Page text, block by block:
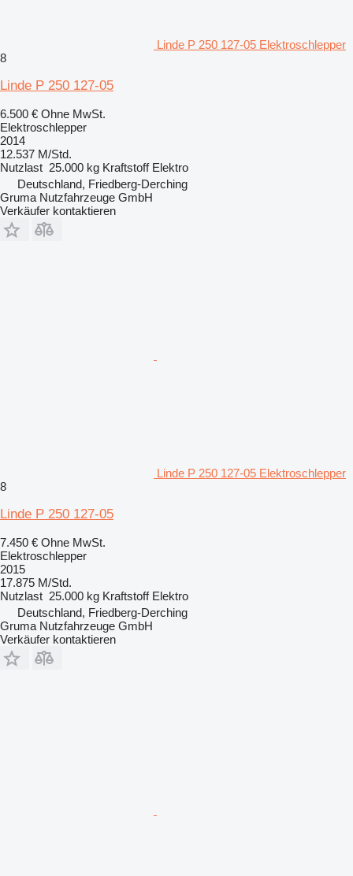
Linde P 250 127-05 Elektroschlepper
8
Linde P 250 127-05
6.500 € Ohne MwSt.
Elektroschlepper
2014
12.537 M/Std.
Nutzlast 25.000 kg Kraftstoff Elektro
Deutschland, Friedberg-Derching
Gruma Nutzfahrzeuge GmbH
Verkäufer kontaktieren
Linde P 250 127-05 Elektroschlepper
8
Linde P 250 127-05
7.450 € Ohne MwSt.
Elektroschlepper
2015
17.875 M/Std.
Nutzlast 25.000 kg Kraftstoff Elektro
Deutschland, Friedberg-Derching
Gruma Nutzfahrzeuge GmbH
Verkäufer kontaktieren